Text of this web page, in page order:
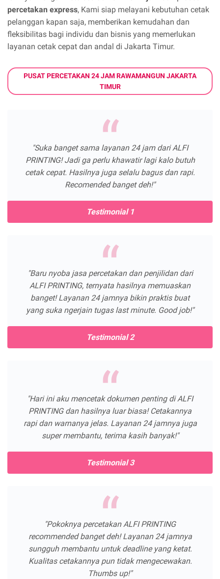
percetakan express, Kami siap melayani kebutuhan cetak
pelanggan kapan saja, memberikan kemudahan dan
fleksibilitas bagi individu dan bisnis yang memerlukan
layanan cetak cepat dan andal di Jakarta Timur.
PUSAT PERCETAKAN 24 JAM RAWAMANGUN JAKARTA
TIMUR
"Suka banget sama layanan 24 jam dari ALFI
PRINTING! Jadi ga perlu khawatir lagi kalo butuh
cetak cepat. Hasilnya juga selalu bagus dan rapi.
Recomended banget deh!"
Testimonial 1
"Baru nyoba jasa percetakan dan penjilidan dari
ALFI PRINTING, ternyata hasilnya memuaskan
banget! Layanan 24 jamnya bikin praktis buat
yang suka ngerjain tugas last minute. Good job!"
Testimonial 2
"Hari ini aku mencetak dokumen penting di ALFI
PRINTING dan hasilnya luar biasa! Cetakannya
rapi dan warnanya jelas. Layanan 24 jamnya juga
super membantu, terima kasih banyak!"
Testimonial 3
"Pokoknya percetakan ALFI PRINTING
recommended banget deh! Layanan 24 jamnya
sungguh membantu untuk deadline yang ketat.
Kualitas cetakannya pun tidak mengecewakan.
Thumbs up!"